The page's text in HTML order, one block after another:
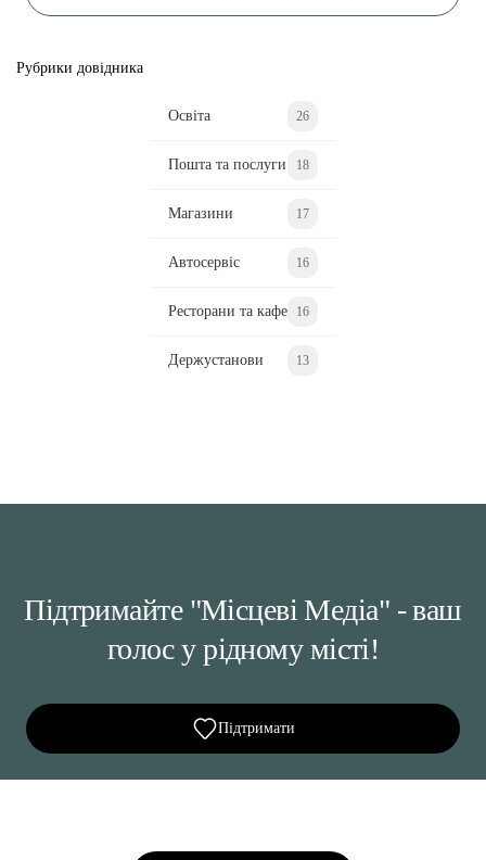
Рубрики довідника
Освіта 26
Пошта та послуги 18
Магазини 17
Автосервіс 16
Ресторани та кафе 16
Держустанови 13
Підтримайте "Місцеві Медіа" - ваш
голос у рідному місті!
Підтримати